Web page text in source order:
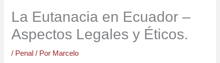
La Eutanacia en Ecuador –
Aspectos Legales y Éticos.
/ Penal / Por Marcelo